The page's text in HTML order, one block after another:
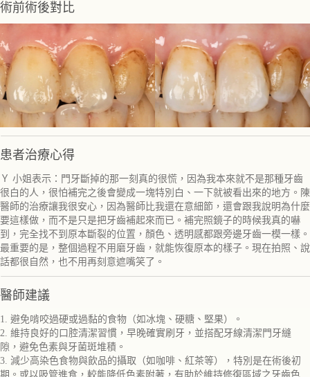
術前術後對比
患者治療心得
Ｙ 小姐表示：門牙斷掉的那一刻真的很慌，因為我本來就不是那種牙齒
很白的人，很怕補完之後會變成一塊特別白、一下就被看出來的地方。陳
醫師的治療讓我很安心，因為醫師比我還在意細節，還會跟我說明為什麼
要這樣做，而不是只是把牙齒補起來而已。補完照鏡子的時候我真的嚇
到，完全找不到原本斷裂的位置，顏色、透明感都跟旁邊牙齒一模一樣。
最重要的是，整個過程不用磨牙齒，就能恢復原本的樣子。現在拍照、說
話都很自然，也不用再刻意遮嘴笑了。
醫師建議
1. 避免啃咬過硬或過黏的食物（如冰塊、硬糖、堅果）。
2. 維持良好的口腔清潔習慣，早晚確實刷牙，並搭配牙線清潔門牙縫
隙，避免色素與牙菌斑堆積。
3. 減少高染色食物與飲品的攝取（如咖啡、紅茶等），特別是在術後初
期。或以吸管進食，較能降低色素附著，有助於維持修復區域之牙齒色